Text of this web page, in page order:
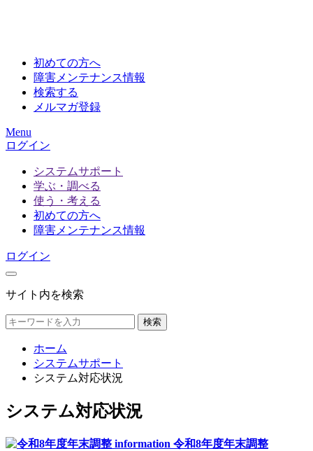
初めての方へ
障害メンテナンス情報
検索する
メルマガ登録
Menu
ログイン
システムサポート
学ぶ・調べる
使う・考える
初めての方へ
障害メンテナンス情報
ログイン
サイト内を検索
検索
ホーム
システムサポート
システム対応状況
システム対応状況
令和8年度年末調整